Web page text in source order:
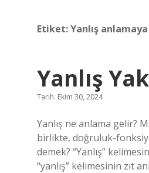
Etiket:Yanlış
Yanlış
Tarih: Ekim 30, 2024
Yanlış ne anlama gelir?
birlikte, doğruluk-
demek? “Yanlış”
“yanlış” kelimesinin zıt